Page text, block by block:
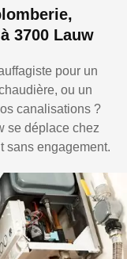
3700 Lauw
pour un
ou un
canalisations ?
se déplace chez
sans engagement.